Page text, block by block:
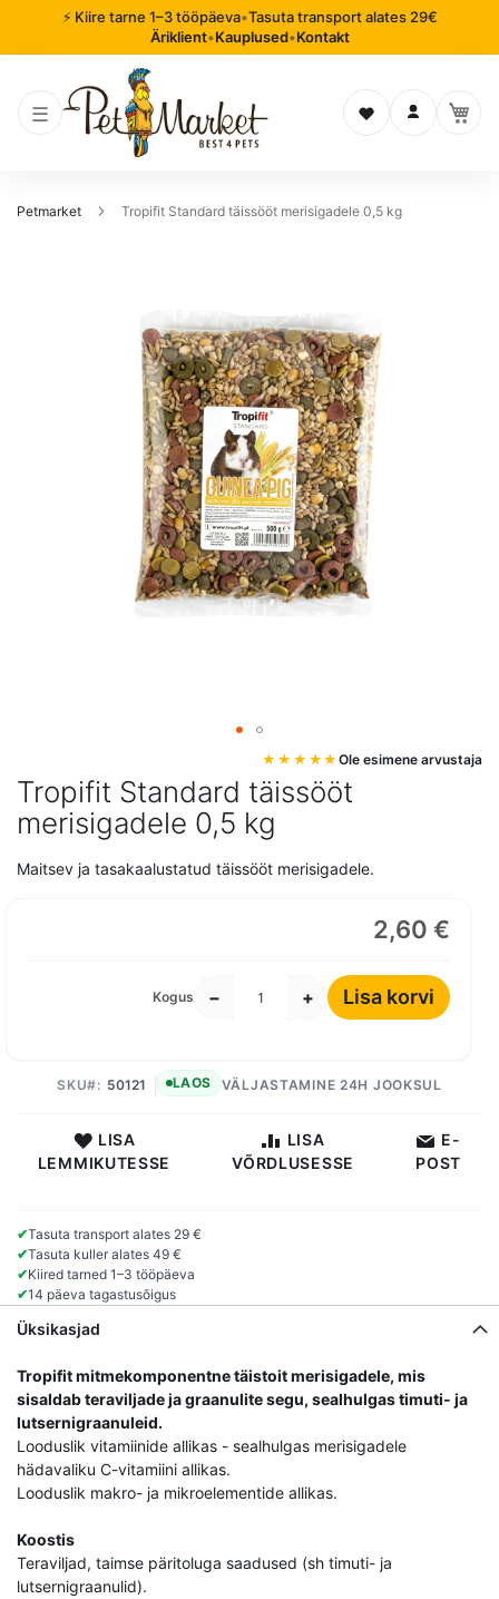
⚡ Kiire tarne 1–3 tööpäeva•Tasuta transport alates 29€
Äriklient•Kauplused•Kontakt
Soovinimekiri
Logi sisse
Petmarket Tropifit Standard täissööt merisigadele 0,5 kg
Tropifit Standard täissööt
merisigadele 0,5 kg
Ole esimene arvustaja
Maitsev ja tasakaalustatud täissööt merisigadele.
2,60 €
Kogus − + Lisa korvi
VÄLJASTAMINE 24H JOOKSUL
SKU 50121 LAOS
LISA
LEMMIKUTESSE
LISA
VÕRDLUSESSE
E-
POST
✔Tasuta transport alates 29 €
✔Tasuta kuller alates 49 €
✔Kiired tarned 1–3 tööpäeva
✔14 päeva tagastusõigus
pildigalerii
algusesse
Üksikasjad
Tropifit mitmekomponentne täistoit merisigadele, mis
sisaldab teraviljade ja graanulite segu, sealhulgas timuti- ja
lutsernigraanuleid.
Looduslik vitamiinide allikas - sealhulgas merisigadele
hädavaliku C-vitamiini allikas.
Looduslik makro- ja mikroelementide allikas.
Koostis
Teraviljad, taimse päritoluga saadused (sh timuti- ja
lutsernigraanulid).